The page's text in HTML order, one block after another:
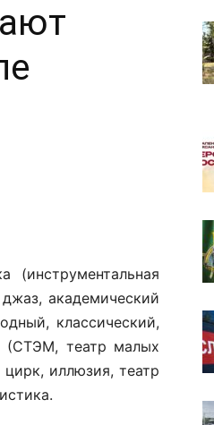
(инструментальная
академический
классический,
(СТЭМ, театр малых
иллюзия, театр